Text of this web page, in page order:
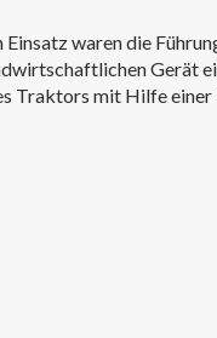
waren die
Gerät
Traktors mit Hilfe